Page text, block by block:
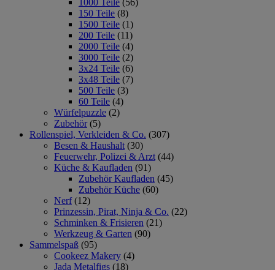
1000 Teile (56)
150 Teile (8)
1500 Teile (1)
200 Teile (11)
2000 Teile (4)
3000 Teile (2)
3x24 Teile (6)
3x48 Teile (7)
500 Teile (3)
60 Teile (4)
Würfelpuzzle (2)
Zubehör (5)
Rollenspiel, Verkleiden & Co. (307)
Besen & Haushalt (30)
Feuerwehr, Polizei & Arzt (44)
Küche & Kaufladen (91)
Zubehör Kaufladen (45)
Zubehör Küche (60)
Nerf (12)
Prinzessin, Pirat, Ninja & Co. (22)
Schminken & Frisieren (21)
Werkzeug & Garten (90)
Sammelspaß (95)
Cookeez Makery (4)
Jada Metalfigs (18)